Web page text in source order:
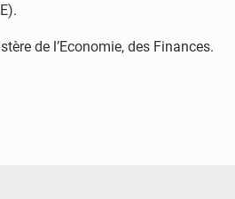
de l’Economie, des Finances.